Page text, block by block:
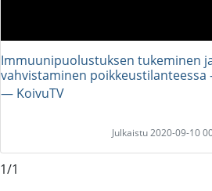
Immuunipuolustuksen tukeminen
vahvistaminen poikkeustilanteessa
― KoivuTV
Julkaistu 2020-09-10
1/1